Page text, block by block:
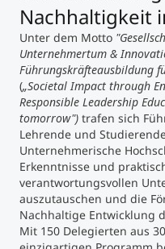
Technische
Maßgeschneiderte
Nachhaltigkeit
Unter dem Motto
Unternehmertum &
Führungskräfteausbildung
(„Societal Impact through
Responsible Leadership
tomorrow") trafen sich
Lehrende und
Unternehmerische
Erkenntnisse und
verantwortungsvollen
auszutauschen und die
Nachhaltige Entwicklung
Mit 150 Delegierten aus